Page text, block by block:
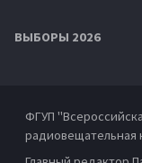
ВЫБОРЫ 2026
ФГУП
радиовещательная